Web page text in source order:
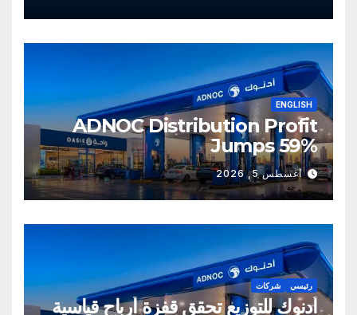
ENGLISH
ADNOC Distribution Profit
Jumps 59%
أغسطس 5, 2026
رئيسي شركات
أدنوك للتوزيع تحقق قفزة أرباح قياسية